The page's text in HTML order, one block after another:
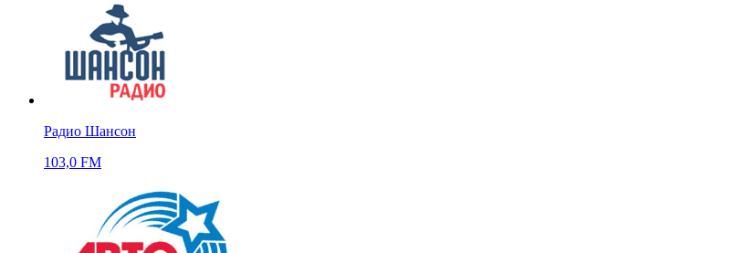
Радио Шансон
103,0 FM